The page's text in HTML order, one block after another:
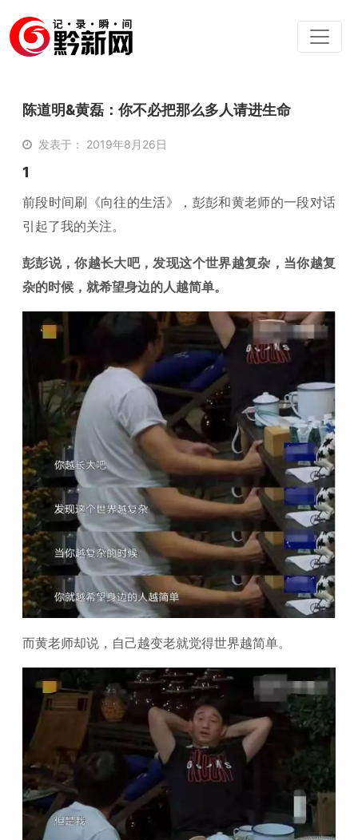
陈道明&黄磊：你不必把那么多人请进生命
发表于： 2019年8月26日
1
前段时间刷《向往的生活》，彭彭和黄老师的一段对话
引起了我的关注。
彭彭说，你越长大吧，发现这个世界越复杂，当你越复
杂的时候，就希望身边的人越简单。
而黄老师却说，自己越变老就觉得世界越简单。